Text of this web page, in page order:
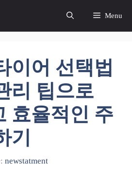
Menu
이어 선택법
리 팁으로
효율적인 주
기
newstatment